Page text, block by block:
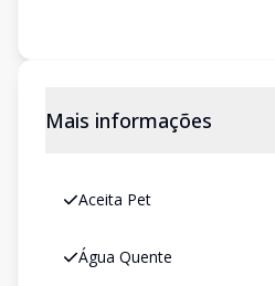
Mais informações
Aceita Pet
Água Quente